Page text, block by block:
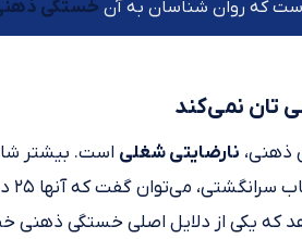
که روان شناسان به آن خستگی
ذهنی، نارضایتی شغلی
یکی از دلایل اصلی خستگی ذهنی